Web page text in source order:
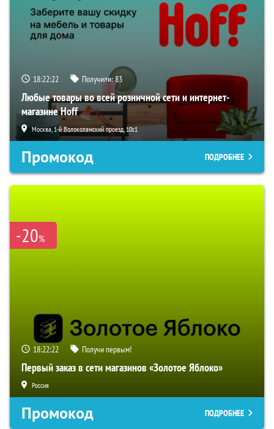
18:22:21 Получили:83
Любые товары во всей розничной сети и интернет-
магазине Hoff
Москва, 1-й Волоколамский проезд, 10с1
Промокод ПОДРОБНЕЕ
-20%
18:22:21 Получи первым!
Первый заказ в сети магазинов «Золотое Яблоко»
Россия
Промокод ПОДРОБНЕЕ